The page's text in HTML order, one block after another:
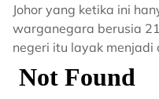
Johor yang ketika ini
warganegara berusia
negeri itu layak menjadi